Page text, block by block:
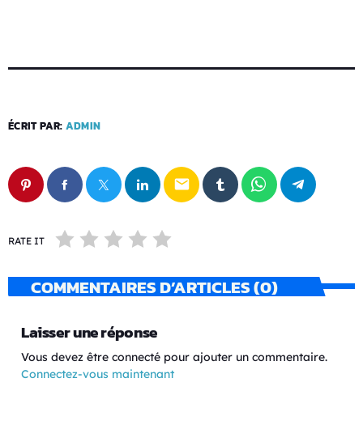
ÉCRIT PAR: ADMIN
email
RATE IT
COMMENTAIRES D’ARTICLES (0)
Laisser une réponse
Vous devez être connecté pour ajouter un commentaire.
Connectez-vous maintenant